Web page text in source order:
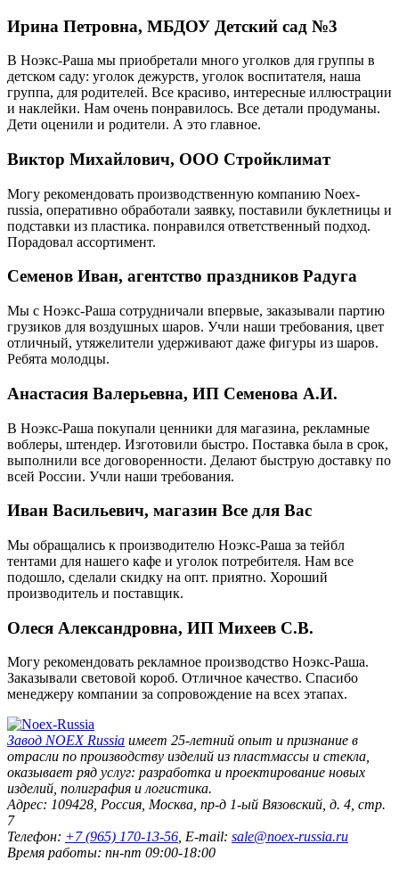
Ирина Петровна, МБДОУ Детский сад №3
В Ноэкс-Раша мы приобретали много уголков для группы в
детском саду: уголок дежурств, уголок воспитателя, наша
группа, для родителей. Все красиво, интересные иллюстрации
и наклейки. Нам очень понравилось. Все детали продуманы.
Дети оценили и родители. А это главное.
Виктор Михайлович, ООО Стройклимат
Могу рекомендовать производственную компанию Noex-
russia, оперативно обработали заявку, поставили буклетницы и
подставки из пластика. понравился ответственный подход.
Порадовал ассортимент.
Семенов Иван, агентство праздников Радуга
Мы с Ноэкс-Раша сотрудничали впервые, заказывали партию
грузиков для воздушных шаров. Учли наши требования, цвет
отличный, утяжелители удерживают даже фигуры из шаров.
Ребята молодцы.
Анастасия Валерьевна, ИП Семенова А.И.
В Ноэкс-Раша покупали ценники для магазина, рекламные
воблеры, штендер. Изготовили быстро. Поставка была в срок,
выполнили все договоренности. Делают быструю доставку по
всей России. Учли наши требования.
Иван Васильевич, магазин Все для Вас
Мы обращались к производителю Ноэкс-Раша за тейбл
тентами для нашего кафе и уголок потребителя. Нам все
подошло, сделали скидку на опт. приятно. Хороший
производитель и поставщик.
Олеся Александровна, ИП Михеев С.В.
Могу рекомендовать рекламное производство Ноэкс-Раша.
Заказывали световой короб. Отличное качество. Спасибо
менеджеру компании за сопровождение на всех этапах.
Завод NOEX Russia имеет 25-летний опыт и признание в
отрасли по производству изделий из пластмассы и стекла,
оказывает ряд услуг: разработка и проектирование новых
изделий, полиграфия и логистика.
Адрес: 109428, Россия, Москва, пр-д 1-ый Вязовский, д. 4, стр.
7
Телефон: +7 (965) 170-13-56, E-mail: sale@noex-russia.ru
Время работы: пн-пт 09:00-18:00